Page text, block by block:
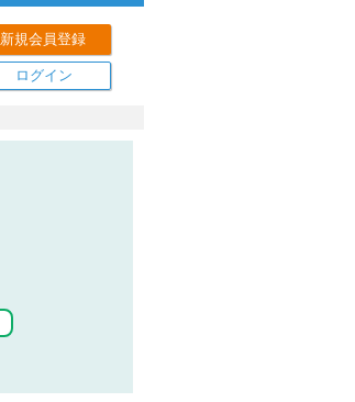
新規会員登録
ログイン